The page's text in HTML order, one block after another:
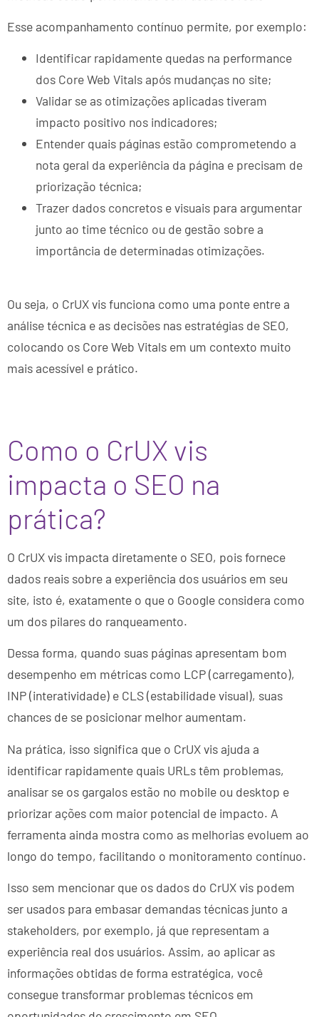
Esse acompanhamento contínuo permite, por exemplo:
Identificar rapidamente quedas na performance
dos Core Web Vitals após mudanças no site;
Validar se as otimizações aplicadas tiveram
impacto positivo nos indicadores;
Entender quais páginas estão comprometendo a
nota geral da experiência da página e precisam de
priorização técnica;
Trazer dados concretos e visuais para argumentar
junto ao time técnico ou de gestão sobre a
importância de determinadas otimizações.
Ou seja, o CrUX vis funciona como uma ponte entre a
análise técnica e as decisões nas estratégias de SEO,
colocando os Core Web Vitals em um contexto muito
mais acessível e prático.
Como o CrUX vis
impacta o SEO na
prática?
O CrUX vis impacta diretamente o SEO, pois fornece
dados reais sobre a experiência dos usuários em seu
site, isto é, exatamente o que o Google considera como
um dos pilares do ranqueamento.
Dessa forma, quando suas páginas apresentam bom
desempenho em métricas como LCP (carregamento),
INP (interatividade) e CLS (estabilidade visual), suas
chances de se posicionar melhor aumentam.
Na prática, isso significa que o CrUX vis ajuda a
identificar rapidamente quais URLs têm problemas,
analisar se os gargalos estão no mobile ou desktop e
priorizar ações com maior potencial de impacto. A
ferramenta ainda mostra como as melhorias evoluem ao
longo do tempo, facilitando o monitoramento contínuo.
Isso sem mencionar que os dados do CrUX vis podem
ser usados para embasar demandas técnicas junto a
stakeholders, por exemplo, já que representam a
experiência real dos usuários. Assim, ao aplicar as
informações obtidas de forma estratégica, você
consegue transformar problemas técnicos em